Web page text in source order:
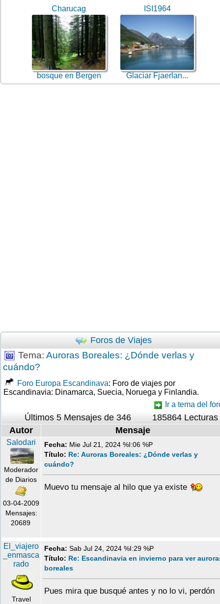
Charucag
bosque en Bergen
ISI1964
Glaciar Fjaerlan...
Foros de Viajes
Tema: Auroras Boreales: ¿Dónde verlas y
cuándo?
Foro Europa Escandinava: Foro de viajes por
Escandinavia: Dinamarca, Suecia, Noruega y Finlandia.
Ir a tema del
Últimos 5 Mensajes de 346
185864 Lecturas
Autor
Mensaje
Salodari
Moderador
de Diarios
03-04-2009
Mensajes:
20689
Fecha: Mie Jul 21, 2024 %I:06 %P
Título: Re: Auroras Boreales: ¿Dónde verlas y
cuándo?
Muevo tu mensaje al hilo que ya existe
El_viajero
_enmasca
rado
Travel
Fecha: Sab Jul 24, 2024 %I:29 %P
Título: Re: Escandinavia en invierno para ver
boreales
Pues mira que busqué antes y no lo vi, perdón